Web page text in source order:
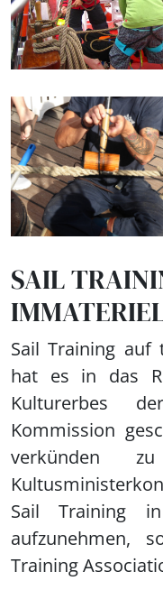
SAIL
Sail Training auf
hat es in das
Kulturerbes
Kommission
verkünden
Sail Training
aufzunehmen,
Training